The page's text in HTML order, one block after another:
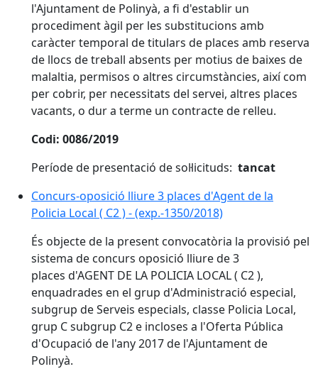
l'Ajuntament de Polinyà, a fi d'establir un
procediment àgil per les substitucions amb
caràcter temporal de titulars de places amb reserva
de llocs de treball absents per motius de baixes de
malaltia, permisos o altres circumstàncies, així com
per cobrir, per necessitats del servei, altres places
vacants, o dur a terme un contracte de relleu.
Codi: 0086/2019
Període de presentació de sol·licituds: tancat
Concurs-oposició lliure 3 places d'Agent de la
Policia Local ( C2 ) - (exp.-1350/2018)
És objecte de la present convocatòria la provisió pel
sistema de concurs oposició lliure de 3
places d'AGENT DE LA POLICIA LOCAL ( C2 ),
enquadrades en el grup d'Administració especial,
subgrup de Serveis especials, classe Policia Local,
grup C subgrup C2 e incloses a l'Oferta Pública
d'Ocupació de l'any 2017 de l'Ajuntament de
Polinyà.